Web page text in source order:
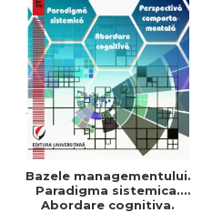
Bazele managementului.
Paradigma sistemica.
Abordare cognitiva.